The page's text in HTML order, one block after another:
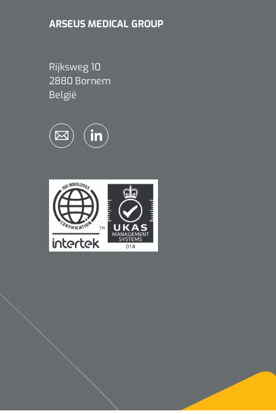
ARSEUS MEDICAL GROUP
Rijksweg 10
2880 Bornem
België